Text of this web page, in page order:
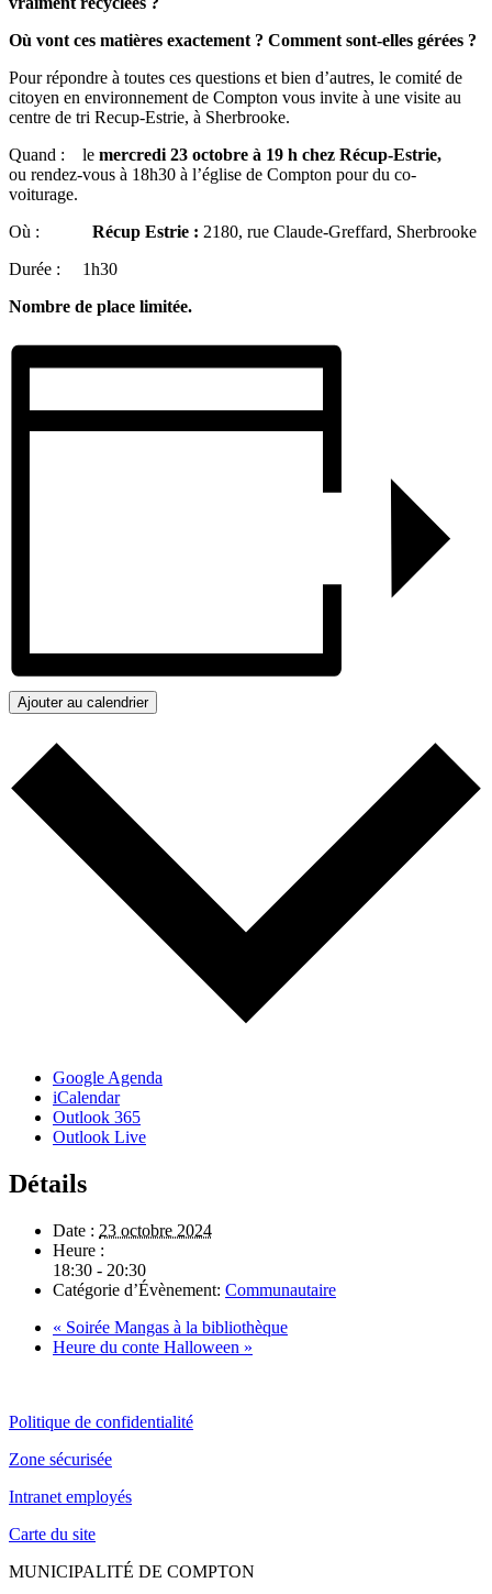
Où vont ces matières exactement ? Comment sont-elles gérées ?
Pour répondre à toutes ces questions et bien d’autres, le comité de
citoyen en environnement de Compton vous invite à une visite au
centre de tri Recup-Estrie, à Sherbrooke.
Quand : le mercredi 23 octobre à 19 h chez Récup-Estrie,
ou rendez-vous à 18h30 à l’église de Compton pour du co-
voiturage.
Où : Récup Estrie : 2180, rue Claude-Greffard, Sherbrooke
Durée : 1h30
Nombre de place limitée.
Ajouter au calendrier
Google Agenda
iCalendar
Outlook 365
Outlook Live
Détails
Date : 23 octobre 2024
Heure :
18:30 - 20:30
Catégorie d’Évènement: Communautaire
« Soirée Mangas à la bibliothèque
Heure du conte Halloween »
Politique de confidentialité
Zone sécurisée
Intranet employés
Carte du site
MUNICIPALITÉ DE COMPTON